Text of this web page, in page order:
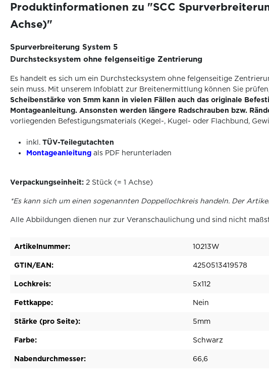
Produktinformationen zu "SCC
Achse)"
Spurverbreiterung System 5
Durchstecksystem ohne felgenseitige Zentrierung
Es handelt es sich um ein Durchstecksystem ohne felgenseitige
sein muss. Mit unserem Infoblatt zur Breitenermittlung können Sie
Scheibenstärke von 5mm kann in vielen Fällen auch das originale
Montageanleitung. Ansonsten werden längere Radschrauben bzw.
vorliegenden Befestigungsmaterials (Kegel-, Kugel- oder Flachbund,
inkl. TÜV-Teilegutachten
Montageanleitung als PDF herunterladen
Verpackungseinheit: 2 Stück (= 1 Achse)
*Es kann sich um einen sogenannten Doppellochkreis handeln. Der
Alle Abbildungen dienen nur zur Veranschaulichung und sind nicht
Artikelnummer: 10213W
GTIN/EAN: 4250513419578
Lochkreis: 5x112
Fettkappe: Nein
Stärke (pro Seite): 5mm
Farbe: Schwarz
Nabendurchmesser: 66,6